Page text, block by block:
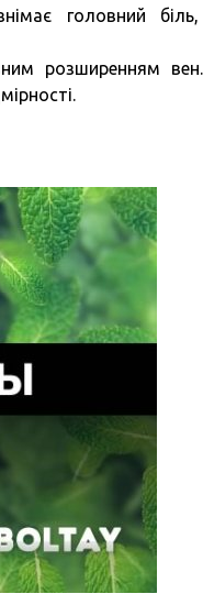
головний
розширенням